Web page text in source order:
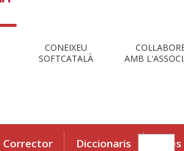
CONEIXEU
SOFTCATALÀ
AMB
Corrector Diccionaris Eines